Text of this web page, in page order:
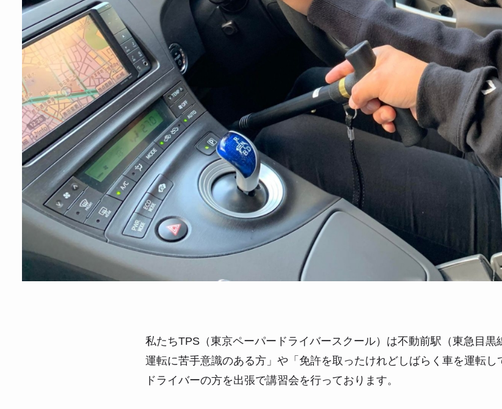
私たちTPS（東京ペーパードライバースクール）は不動前駅（東急目
運転に苦手意識のある方」や「免許を取ったけれどしばらく車を運転
ドライバーの方を出張で講習会を行っております。